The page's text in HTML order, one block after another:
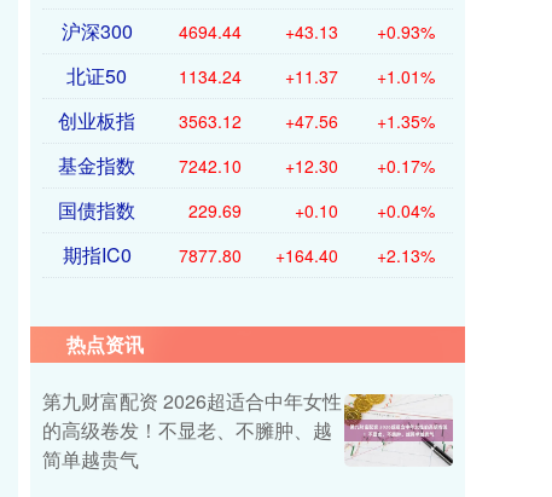
沪深300 4694.44 +43.13 +0.93%
北证50 1134.24 +11.37 +1.01%
创业板指 3563.12 +47.56 +1.35%
基金指数 7242.10 +12.30 +0.17%
国债指数 229.69 +0.10 +0.04%
期指IC0 7877.80 +164.40 +2.13%
热点资讯
第九财富配资 2026超适合中年女性
的高级卷发！不显老、不臃肿、越
简单越贵气